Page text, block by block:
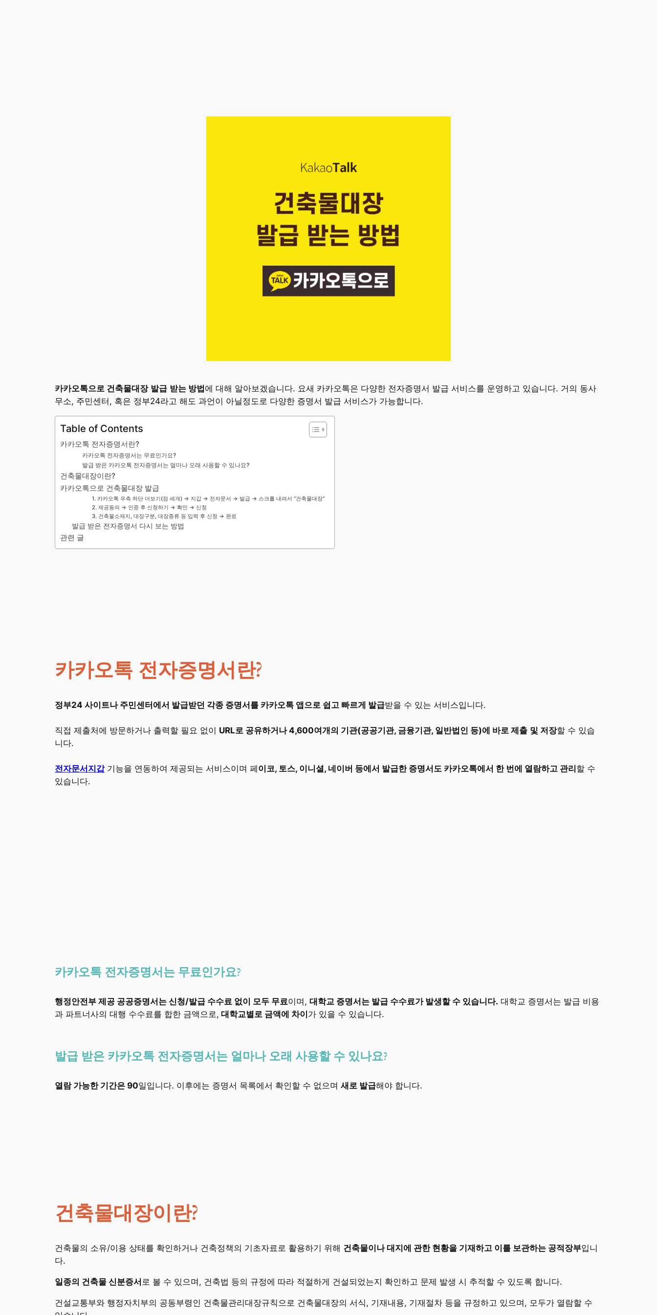
카카오톡으로 건축물대장 발급 받는 방법에 대해 알아보겠습니다. 요새 카카오톡은 다양한 전자증명서 발급 서비스를 운영하고 있습니다. 거의 동사
무소, 주민센터, 혹은 정부24라고 해도 과언이 아닐정도로 다양한 증명서 발급 서비스가 가능합니다.
Table of Contents
카카오톡 전자증명서란?
카카오톡 전자증명서는 무료인가요?
발급 받은 카카오톡 전자증명서는 얼마나 오래 사용할 수 있나요?
건축물대장이란?
카카오톡으로 건축물대장 발급
1. 카카오톡 우측 하단 더보기(점 세개) → 지갑 → 전자문서 → 발급 → 스크롤 내려서 “건축물대장“
2. 제공동의 → 인증 후 신청하기 → 확인 → 신청
3. 건축물소재지, 대장구분, 대장종류 등 입력 후 신청 → 완료
발급 받은 전자증명서 다시 보는 방법
관련 글
카카오톡 전자증명서란?
정부24 사이트나 주민센터에서 발급받던 각종 증명서를 카카오톡 앱으로 쉽고 빠르게 발급받을 수 있는 서비스입니다.
직접 제출처에 방문하거나 출력할 필요 없이 URL로 공유하거나 4,600여개의 기관(공공기관, 금융기관, 일반법인 등)에 바로 제출 및 저장할 수 있습
니다.
전자문서지갑기능을 연동하여 제공되는 서비스이며 페 이코, 토스, 이니셜, 네이버 등에서 발급한 증명서도 카카오톡에서 한 번에 열람하고 관리 할 수
있습니다.
카카오톡 전자증명서는 무료인가요?
행정안전부 제공 공공증명서는 신청/발급 수수료 없이 모두 무료이며, 대학교 증명서는 발급 수수료가 발생할 수 있습니다. 대학교 증명서는 발급 비용
과 파트너사의 대행 수수료를 합한 금액으로, 대학교별로 금액에 차이가 있을 수 있습니다.
발급 받은 카카오톡 전자증명서는 얼마나 오래 사용할 수 있나요?
열람 가능한 기간은 90일입니다. 이후에는 증명서 목록에서 확인할 수 없으며 새로 발급해야 합니다.
건축물대장이란?
건축물의 소유/이용 상태를 확인하거나 건축정책의 기초자료로 활용하기 위해 건축물이나 대지에 관한 현황을 기재하고 이를 보관하는 공적장부입니
다.
일종의 건축물 신분증서 로 볼 수 있으며, 건축법 등의 규정에 따라 적절하게 건설되었는지 확인하고 문제 발생 시 추적할 수 있도록 합니다.
건설교통부와 행정자치부의 공동부령인 건축물관리대장규칙으로 건축물대장의 서식, 기재내용, 기재절차 등을 규정하고 있으며, 모두가 열람할 수